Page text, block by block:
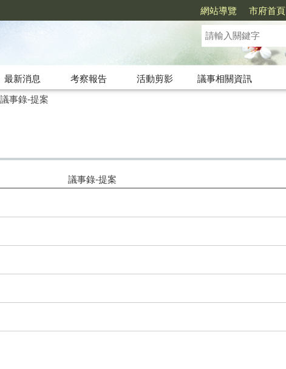
網站導覽 市府首頁
最新消息 考察報告 活動剪影
議事相關資訊
議事錄-提案
議事錄-提案